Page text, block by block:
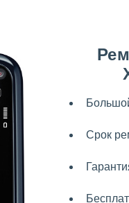
Срок